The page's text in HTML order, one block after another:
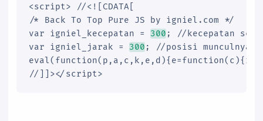
<script> //<![CDATA[
/* Back To Top Pure JS by igniel.com */
var igniel_kecepatan = 300 ; //kecepatan
var igniel_jarak = 300 ; //posisi munculnya
//]]></script>